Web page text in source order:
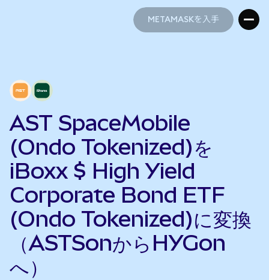
METAMASKを入手
AST SpaceMobile
(Ondo Tokenized)を
iBoxx $ High Yield
Corporate Bond ETF
(Ondo Tokenized)に変換
（ASTSonからHYGon
へ）